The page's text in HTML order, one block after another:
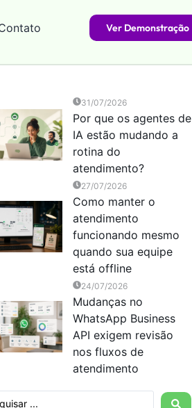
Ver Demonstração
31/07/2026
Por que os agentes de
IA estão mudando a
rotina do
atendimento?
27/07/2026
Como manter o
atendimento
funcionando mesmo
quando sua equipe
está offline
24/07/2026
Mudanças no
WhatsApp Business
API exigem revisão
nos fluxos de
atendimento